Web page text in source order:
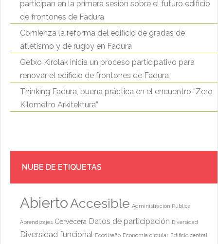
participan en la primera sesión sobre el futuro edificio
de frontones de Fadura
Comienza la reforma del edificio de gradas de
atletismo y de rugby en Fadura
Getxo Kirolak inicia un proceso participativo para
renovar el edificio de frontones de Fadura
Thinking Fadura, buena práctica en el encuentro “Zero
Kilometro Arkitektura”
NUBE DE ETIQUETAS
AbiertoAccesible Administración Pública
Aprendizajes Cervecera Datos de participación Diversidad
Diversidad funcional Ecodiseño Economía circular Edificio central